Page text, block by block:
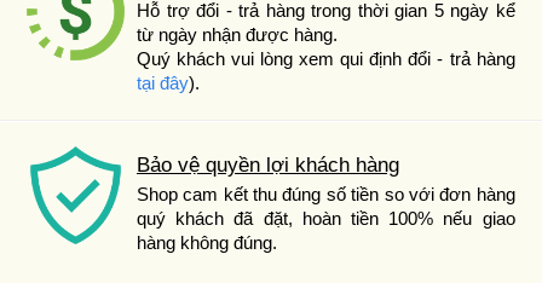
Hỗ trợ đổi - trả hàng trong thời gian 5 ngày kể
từ ngày nhận được hàng.
Quý khách vui lòng xem qui định đổi - trả hàng
tại đây).
Bảo vệ quyền lợi khách hàng
Shop cam kết thu đúng số tiền so với đơn hàng
quý khách đã đặt, hoàn tiền 100% nếu giao
hàng không đúng.